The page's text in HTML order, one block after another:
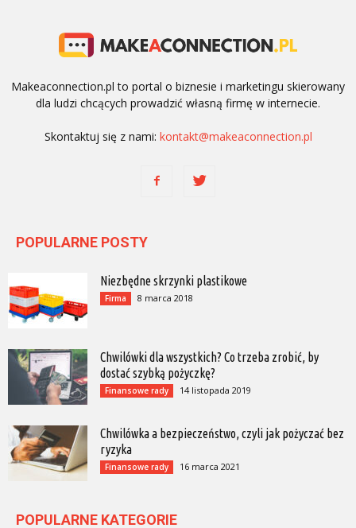
Makeaconnection.pl to portal o biznesie i marketingu skierowany
dla ludzi chcących prowadzić własną firmę w internecie.
Skontaktuj się z nami: kontakt@makeaconnection.pl
POPULARNE POSTY
Niezbędne skrzynki plastikowe
Firma 8 marca 2018
Chwilówki dla wszystkich? Co trzeba zrobić, by
dostać szybką pożyczkę?
Finansowe rady 14 listopada 2019
Chwilówka a bezpieczeństwo, czyli jak pożyczać bez
ryzyka
Finansowe rady 16 marca 2021
POPULARNE KATEGORIE